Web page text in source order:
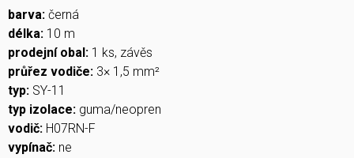
barva: černá
délka: 10 m
prodejní obal: 1 ks, závěs
průřez vodiče: 3× 1,5 mm²
typ: SY-11
typ izolace: guma/neopren
vodič: H07RN-F
vypínač: ne